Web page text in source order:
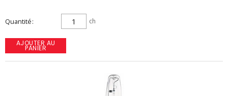
Quantité ch
AJOUTER AU
PANIER